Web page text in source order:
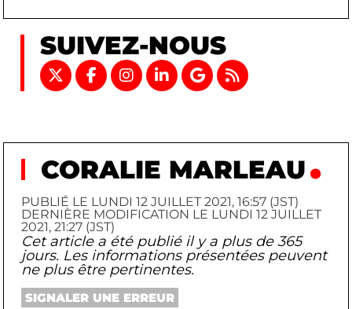
SUIVEZ-NOUS
CORALIE MARLEAU
PUBLIÉ LE LUNDI 12 JUILLET 2021, 16:57 (JST)
DERNIÈRE MODIFICATION LE LUNDI 12 JUILLET
2021, 21:27 (JST)
Cet article a été publié il y a plus de 365
jours. Les informations présentées peuvent
ne plus être pertinentes.
SIGNALER UNE ERREUR